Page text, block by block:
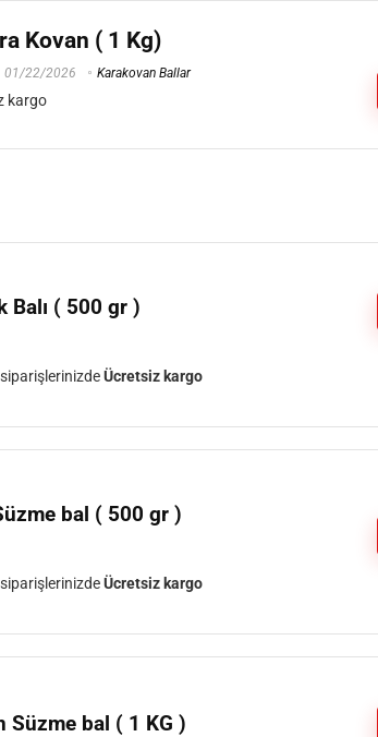
Kovan ( 1 Kg)
01/22/2026 Karakovan Ballar
kargo
Balı ( 500 gr )
Ücretsiz kargo
bal ( 500 gr )
Ücretsiz kargo
Süzme bal ( 1 KG )